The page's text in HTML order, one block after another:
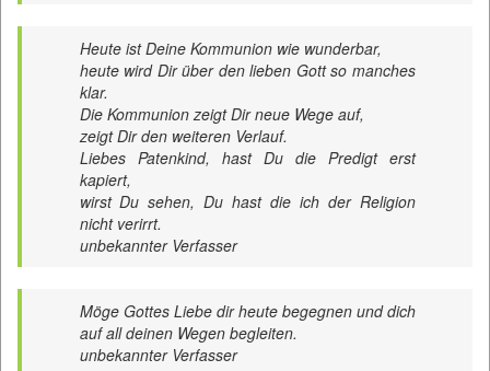
Heute ist Deine Kommunion wie wunderbar,
heute wird Dir über den lieben Gott so manches
klar.
Die Kommunion zeigt Dir neue Wege auf,
zeigt Dir den weiteren Verlauf.
Liebes Patenkind, hast Du die Predigt erst
kapiert,
wirst Du sehen, Du hast die ich der Religion
nicht verirrt.
unbekannter Verfasser
Möge Gottes Liebe dir heute begegnen und dich
auf all deinen Wegen begleiten.
unbekannter Verfasser